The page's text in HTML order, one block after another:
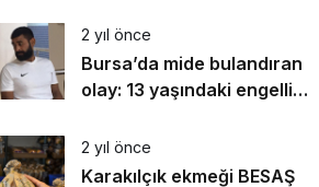
2 yıl önce
Bursa’da mide bulandıran
olay: 13 yaşındaki engelli
2 yıl önce
Karakılçık ekmeği BESAŞ